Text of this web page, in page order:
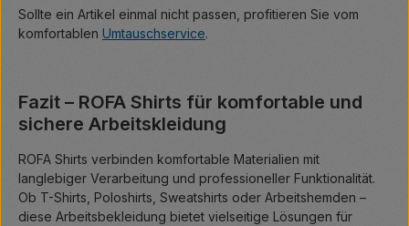
Sollte ein Artikel einmal nicht passen, profitieren Sie vom
komfortablen Umtauschservice.
Fazit – ROFA Shirts für komfortable und
sichere Arbeitskleidung
ROFA Shirts verbinden komfortable Materialien mit
langlebiger Verarbeitung und professioneller Funktionalität.
Ob T-Shirts, Poloshirts, Sweatshirts oder Arbeitshemden –
diese Arbeitsbekleidung bietet vielseitige Lösungen für